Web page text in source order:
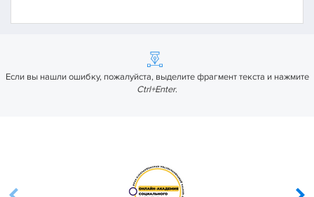
Если вы нашли ошибку, пожалуйста, выделите фрагмент текста и нажмите
Ctrl+Enter.